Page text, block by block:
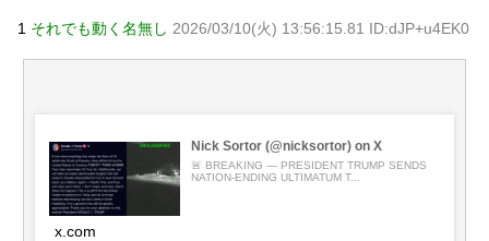
握っていたｗｗｗｗｗｗｗｗｗｗｗｗｗｗｗｗｗ
NEW!
元いいとも青年隊、中居正広の”素顔”を暴露 NEW!
持ち大激論にｗｗｗ NEW!
【物議】ひろゆき氏に嫁ブチギレ離婚宣言→まさかの結末
にガル民騒然ｗｗｗ
元AKB社長、22億円申告漏れ 乃木坂46運営会社の株式を
パチンコ京楽産業に譲渡【ノース・リバー】【窪田康志】
1 それでも動く名無し 2026/03/10(火) 13:56:15.81 ID:dJP+u4EK0
Nick Sortor (@nicksortor) on X
🚨 BREAKING — PRESIDENT TRUMP SENDS
NATION-ENDING ULTIMATUM T...
x.com